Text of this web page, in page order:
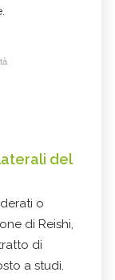
del
o
di Reishi,
di
a studi.